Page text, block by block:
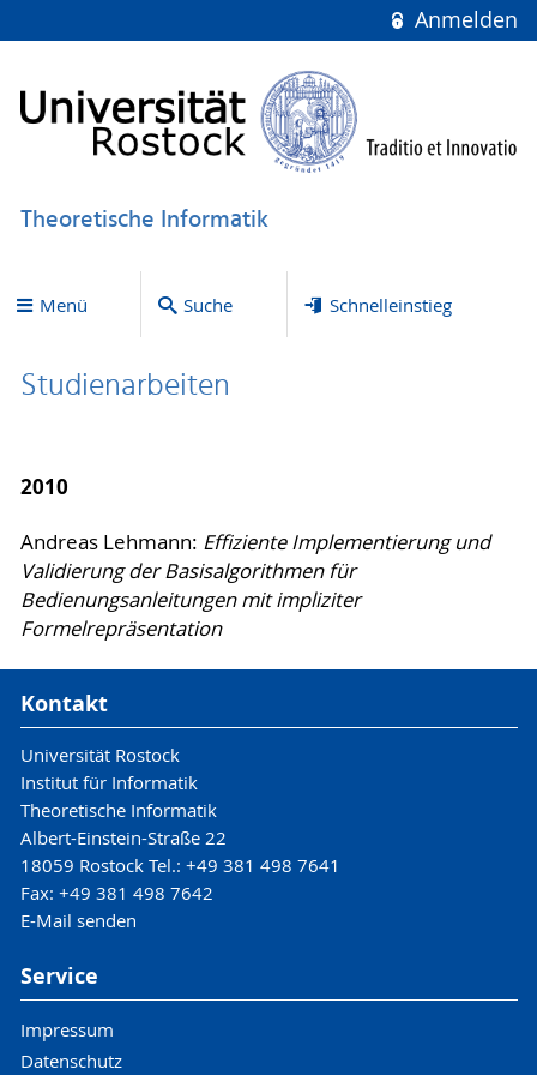
Anmelden
Theoretische Informatik
Menü Suche Schnelleinstieg
Studienarbeiten
2010
Andreas Lehmann: Effiziente Implementierung und
Validierung der Basisalgorithmen für
Bedienungsanleitungen mit impliziter
Formelrepräsentation
Kontakt
Universität Rostock
Institut für Informatik
Theoretische Informatik
Albert-Einstein-Straße 22
18059 Rostock Tel.: +49 381 498 7641
Fax: +49 381 498 7642
E-Mail senden
Service
Impressum
Datenschutz